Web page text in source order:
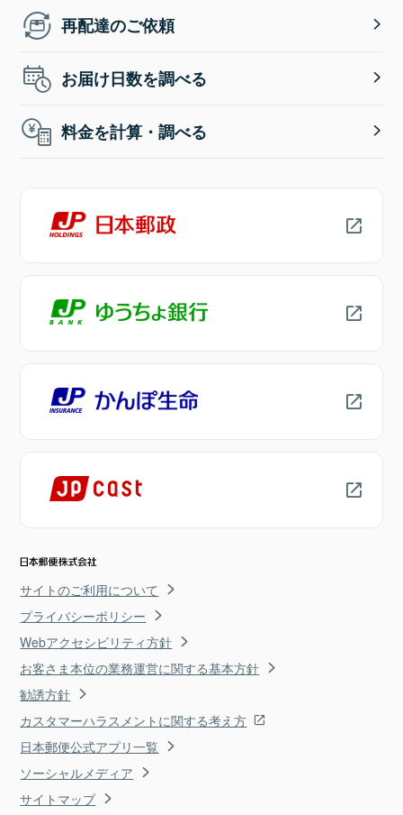
再配達のご依頼
お届け日数を調べる
料金を計算・調べる
サイトのご利用について
プライバシーポリシー
Webアクセシビリティ方針
お客さま本位の業務運営に関する基本方針
勧誘方針
カスタマーハラスメントに関する考え方
日本郵便公式アプリ一覧
ソーシャルメディア
サイトマップ